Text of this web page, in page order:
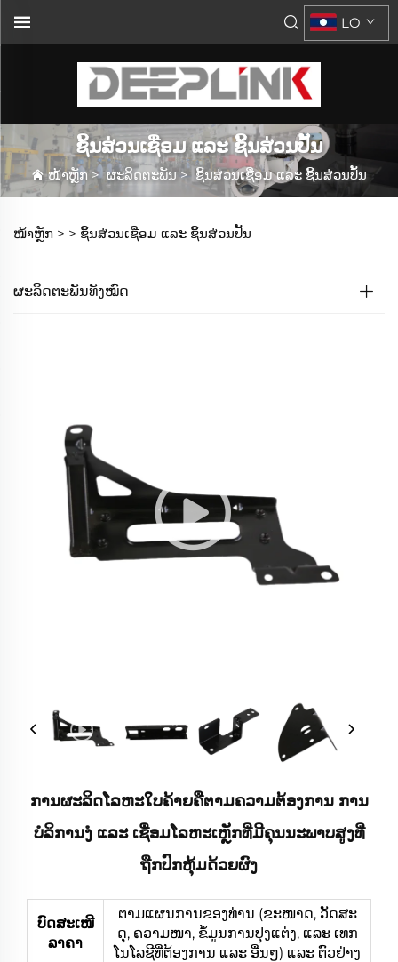
LO
ຊິ້ນສ່ວນເຊື່ອມ ແລະ ຊິ້ນສ່ວນປັ້ນ
ໜ້າຫຼັກ >ຜະລິດຕະພັນ >ຊິ້ນສ່ວນເຊື່ອມ ແລະ ຊິ້ນສ່ວນປັ້ນ
ໜ້າຫຼັກ > > ຊິ້ນສ່ວນເຊື່ອມ ແລະ ຊິ້ນສ່ວນປັ້ນ
ຜະລິດຕະພັນທັງໝົດ
ການຜະລິດໂລຫະໃບຄ້າຍຄືຕາມຄວາມຕ້ອງການ ການ
ບໍລິການງໍ ແລະ ເຊື່ອມໂລຫະເຫຼັກທີ່ມີຄຸນນະພາບສູງທີ່
ຖືກປົກຫຸ້ມດ້ວຍຜົງ
ບົດສະເໜີ
ລາຄາ
ຕາມແຜນການຂອງທ່ານ (ຂະໜາດ, ວັດສະ
ດຸ, ຄວາມໜາ, ຂໍ້ມູນການປຸງແຕ່ງ, ແລະ ເທກ
ໂນໂລຊີທີ່ຕ້ອງການ ແລະ ອື່ນໆ) ແລະ ຕົວຢ່າງ